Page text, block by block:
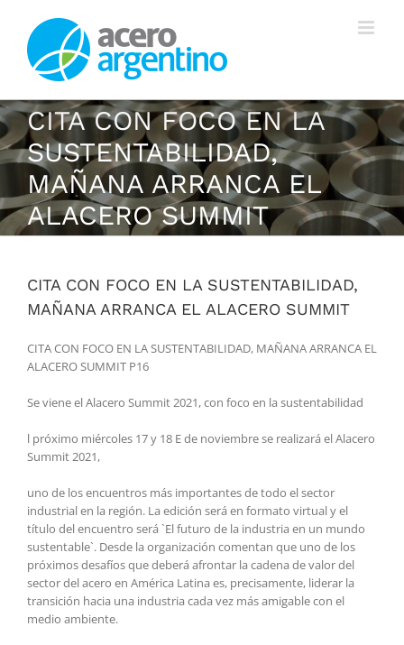
contenido
CITA CON FOCO EN LA
SUSTENTABILIDAD,
MAÑANA ARRANCA EL
ALACERO SUMMIT
CITA CON FOCO EN LA SUSTENTABILIDAD,
MAÑANA ARRANCA EL ALACERO SUMMIT
CITA CON FOCO EN LA SUSTENTABILIDAD, MAÑANA ARRANCA EL
ALACERO SUMMIT P16
Se viene el Alacero Summit 2021, con foco en la sustentabilidad
l próximo miércoles 17 y 18 E de noviembre se realizará el Alacero
Summit 2021,
uno de los encuentros más importantes de todo el sector
industrial en la región. La edición será en formato virtual y el
título del encuentro será `El futuro de la industria en un mundo
sustentable`. Desde la organización comentan que uno de los
próximos desafíos que deberá afrontar la cadena de valor del
sector del acero en América Latina es, precisamente, liderar la
transición hacia una industria cada vez más amigable con el
medio ambiente.